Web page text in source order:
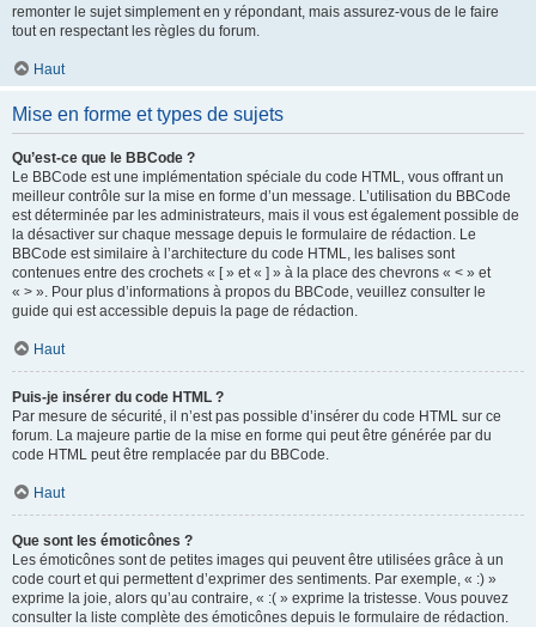
remonter le sujet simplement en y répondant, mais assurez-vous de le faire
tout en respectant les règles du forum.
Haut
Mise en forme et types de sujets
Qu’est-ce que le BBCode ?
Le BBCode est une implémentation spéciale du code HTML, vous offrant un
meilleur contrôle sur la mise en forme d’un message. L’utilisation du BBCode
est déterminée par les administrateurs, mais il vous est également possible de
la désactiver sur chaque message depuis le formulaire de rédaction. Le
BBCode est similaire à l’architecture du code HTML, les balises sont
contenues entre des crochets « [ » et « ] » à la place des chevrons « < » et
« > ». Pour plus d’informations à propos du BBCode, veuillez consulter le
guide qui est accessible depuis la page de rédaction.
Haut
Puis-je insérer du code HTML ?
Par mesure de sécurité, il n’est pas possible d’insérer du code HTML sur ce
forum. La majeure partie de la mise en forme qui peut être générée par du
code HTML peut être remplacée par du BBCode.
Haut
Que sont les émoticônes ?
Les émoticônes sont de petites images qui peuvent être utilisées grâce à un
code court et qui permettent d’exprimer des sentiments. Par exemple, « :) »
exprime la joie, alors qu’au contraire, « :( » exprime la tristesse. Vous pouvez
consulter la liste complète des émoticônes depuis le formulaire de rédaction.